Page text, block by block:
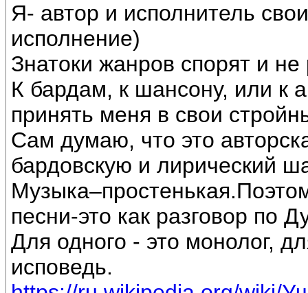
Я- автор и исполнитель
исполнение)
Знатоки жанров спорят и
К бардам, к шансону, или к
принять меня в свои
Сам думаю, что это
бардовскую и лирический
песни-это как разговор по
Для одного - это монолог,
исповедь.